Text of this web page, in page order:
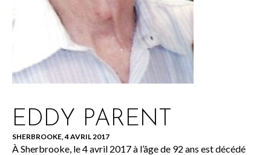
EDDY PARENT
SHERBROOKE, 4 AVRIL 2017
À Sherbrooke, le 4 avril 2017 à l’âge de 92 ans est décédé